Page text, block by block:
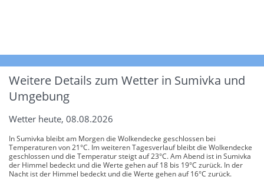
Weitere Details zum Wetter in Sumivka und
Umgebung
Wetter heute, 08.08.2026
In Sumivka bleibt am Morgen die Wolkendecke geschlossen bei
Temperaturen von 21°C. Im weiteren Tagesverlauf bleibt die Wolkendecke
geschlossen und die Temperatur steigt auf 23°C. Am Abend ist in Sumivka
der Himmel bedeckt und die Werte gehen auf 18 bis 19°C zurück. In der
Nacht ist der Himmel bedeckt und die Werte gehen auf 16°C zurück.